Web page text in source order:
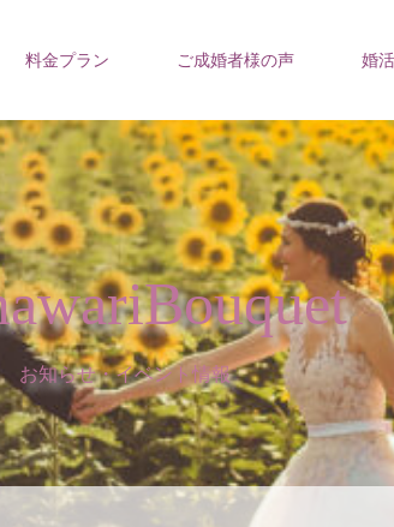
料金プラン ご成婚者様の声 婚
お知らせ・イベント情報